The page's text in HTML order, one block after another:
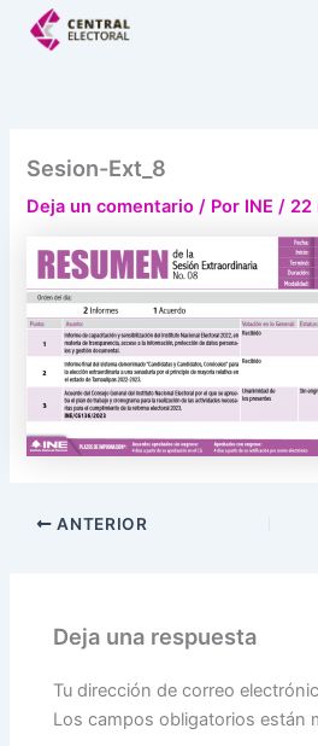
Sesion-Ext_8
Deja un comentario / Por INE/ 22
ANTERIOR
Deja una respuesta
Tu dirección de correo
Los campos obligatorios están